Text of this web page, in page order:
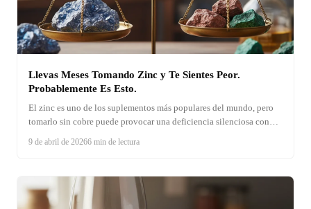
Llevas Meses Tomando Zinc y Te Sientes Peor.
Probablemente Es Esto.
El zinc es uno de los suplementos más populares del mundo, pero
tomarlo sin cobre puede provocar una deficiencia silenciosa con
9 de abril de 20266 min de lectura